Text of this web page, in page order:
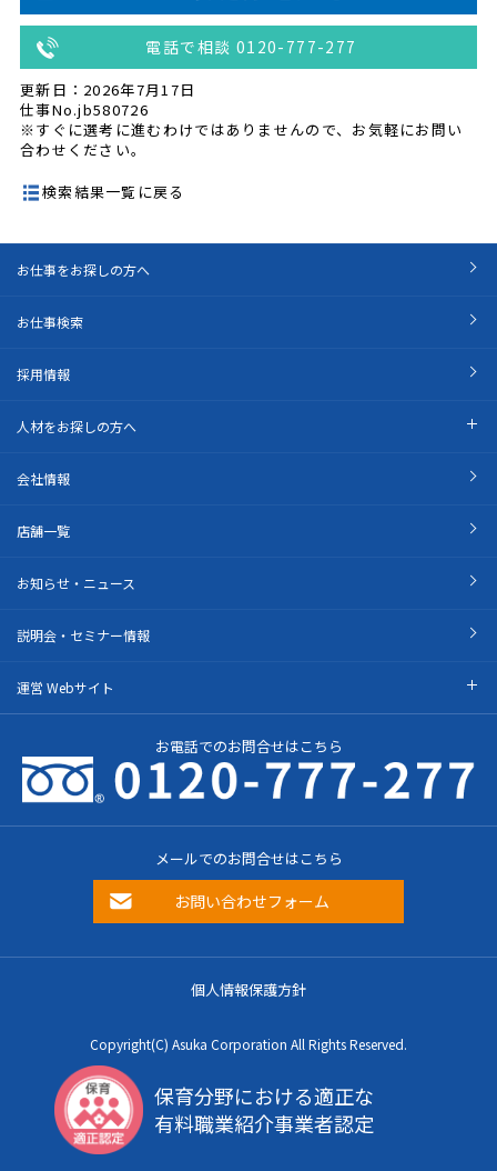
電話で相談 0120-777-277
更新日：2026年7月17日
仕事No.jb580726
※すぐに選考に進むわけではありませんので、お気軽にお問い
合わせください。
検索結果一覧に戻る
お仕事をお探しの方へ
お仕事検索
採用情報
人材をお探しの方へ
会社情報
店舗一覧
お知らせ・ニュース
説明会・セミナー情報
運営 Webサイト
お電話でのお問合せはこちら
メールでのお問合せはこちら
お問い合わせフォーム
個人情報保護方針
Copyright(C) Asuka Corporation All Rights Reserved.
保育分野における適正な
有料職業紹介事業者認定